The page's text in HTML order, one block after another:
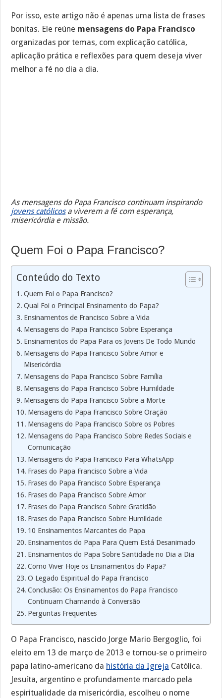
Por isso, este artigo não é apenas uma lista de frases
bonitas. Ele reúne mensagens do Papa Francisco
organizadas por temas, com explicação católica,
aplicação prática e reflexões para quem deseja viver
melhor a fé no dia a dia.
As mensagens do Papa Francisco continuam inspirando
jovens católicosa viverem a fé com esperança,
misericórdia e missão.
Quem Foi o Papa Francisco?
Conteúdo do Texto
Quem Foi o Papa Francisco?
Qual Foi o Principal Ensinamento do Papa?
Ensinamentos de Francisco Sobre a Vida
Mensagens do Papa Francisco Sobre Esperança
Ensinamentos do Papa Para os Jovens De Todo Mundo
Mensagens do Papa Francisco Sobre Amor e
Misericórdia
Mensagens do Papa Francisco Sobre Família
Mensagens do Papa Francisco Sobre Humildade
Mensagens do Papa Francisco Sobre a Morte
Mensagens do Papa Francisco Sobre Oração
Mensagens do Papa Francisco Sobre os Pobres
Mensagens do Papa Francisco Sobre Redes Sociais e
Comunicação
Mensagens do Papa Francisco Para WhatsApp
Frases do Papa Francisco Sobre a Vida
Frases do Papa Francisco Sobre Esperança
Frases do Papa Francisco Sobre Amor
Frases do Papa Francisco Sobre Gratidão
Frases do Papa Francisco Sobre Humildade
10 Ensinamentos Marcantes do Papa
Ensinamentos do Papa Para Quem Está Desanimado
Ensinamentos do Papa Sobre Santidade no Dia a Dia
Como Viver Hoje os Ensinamentos do Papa?
O Legado Espiritual do Papa Francisco
Conclusão: Os Ensinamentos do Papa Francisco
Continuam Chamando à Conversão
Perguntas Frequentes
O Papa Francisco, nascido Jorge Mario Bergoglio, foi
eleito em 13 de março de 2013 e tornou-se o primeiro
papa latino-americano da história da Igreja Católica.
Jesuíta, argentino e profundamente marcado pela
espiritualidade da misericórdia, escolheu o nome